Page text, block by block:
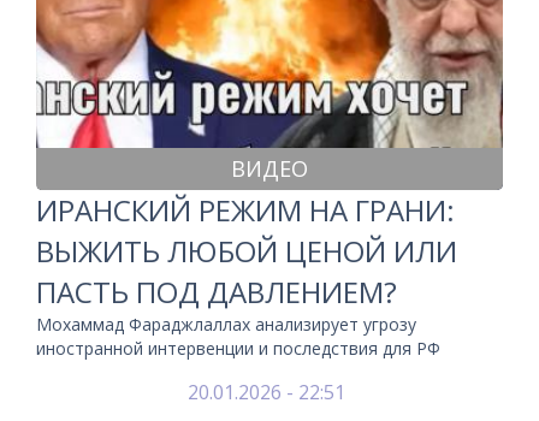
ВИДЕО
ИРАНСКИЙ РЕЖИМ НА ГРАНИ:
ВЫЖИТЬ ЛЮБОЙ ЦЕНОЙ ИЛИ
ПАСТЬ ПОД ДАВЛЕНИЕМ?
Мохаммад Фараджлаллах анализирует угрозу
иностранной интервенции и последствия для РФ
20.01.2026 - 22:51